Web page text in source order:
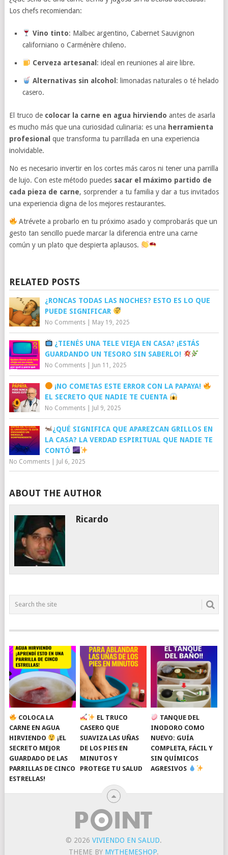
Los chefs recomiendan:
Vino tinto: Malbec argentino, Cabernet Sauvignon
californiano o Carménère chileno.
Cerveza artesanal: ideal en reuniones al aire libre.
Alternativas sin alcohol: limonadas naturales o té helado
casero.
El truco de colocar la carne en agua hirviendo antes de asarla
es mucho más que una curiosidad culinaria: es una herramienta
profesional que transforma tu parrillada en una experiencia
inolvidable.
No es necesario invertir en los cortes más caros ni tener una parrilla
de lujo. Con este método puedes sacar el máximo partido de
cada pieza de carne, sorprender a tu familia y dar a tus invitados
una experiencia digna de los mejores restaurantes.
Atrévete a probarlo en tu próximo asado y comprobarás que un
gesto tan sencillo puede marcar la diferencia entre una carne
común y un plato que despierta aplausos.
RELATED POSTS
¿RONCAS TODAS LAS NOCHES? ESTO ES LO QUE
PUEDE SIGNIFICAR
No Comments| May 19, 2025
¿TIENÉS UNA TELE VIEJA EN CASA? ¡ESTÁS
GUARDANDO UN TESORO SIN SABERLO!
No Comments| Jun 11, 2025
¡NO COMETAS ESTE ERROR CON LA PAPAYA!
EL SECRETO QUE NADIE TE CUENTA
No Comments| Jul 9, 2025
¿QUÉ SIGNIFICA QUE APAREZCAN GRILLOS EN
LA CASA? LA VERDAD ESPIRITUAL QUE NADIE TE
CONTÓ
No Comments| Jul 6, 2025
ABOUT THE AUTHOR
Ricardo
COLOCA LA
CARNE EN AGUA
HIRVIENDO
¡EL
SECRETO MEJOR
GUARDADO DE LAS
PARRILLAS DE CINCO
ESTRELLAS!
EL TRUCO
CASERO QUE
SUAVIZA LAS UÑAS
DE LOS PIES EN
MINUTOS Y
PROTEGE TU SALUD
TANQUE DEL
INODORO COMO
NUEVO: GUÍA
COMPLETA, FÁCIL Y
SIN QUÍMICOS
AGRESIVOS
© 2026VIVIENDO EN SALUD.
THEME BY MYTHEMESHOP.